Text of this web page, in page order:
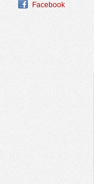
Facebook